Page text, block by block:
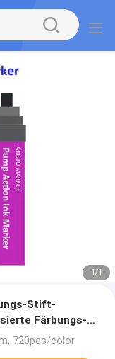
1/1
Stift-
Färbungs-
720pcs/color